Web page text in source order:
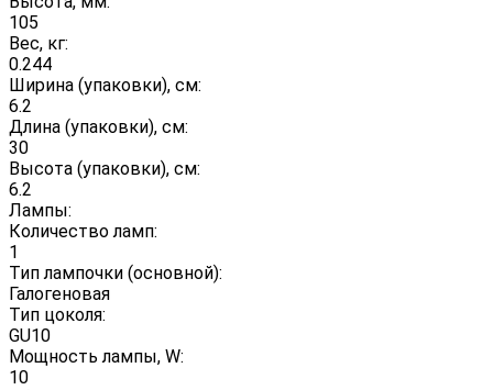
105
Вес, кг:
0.244
Ширина (упаковки), см:
6.2
Длина (упаковки), см:
30
Высота (упаковки), см:
6.2
Лампы:
Количество ламп:
1
Тип лампочки (основной):
Галогеновая
Тип цоколя:
GU10
Мощность лампы, W:
10